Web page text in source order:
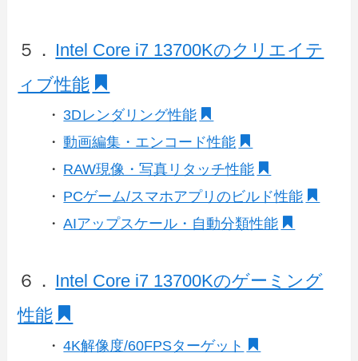
５． Intel Core i7 13700Kのクリエイテ
ィブ性能
・ 3Dレンダリング性能
・ 動画編集・エンコード性能
・ RAW現像・写真リタッチ性能
・ PCゲーム/スマホアプリのビルド性能
・ AIアップスケール・自動分類性能
６． Intel Core i7 13700Kのゲーミング
性能
・ 4K解像度/60FPSターゲット